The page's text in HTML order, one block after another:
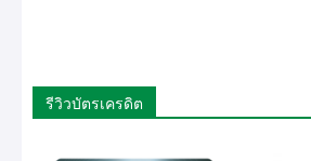
รีวิวบัตรเครดิต